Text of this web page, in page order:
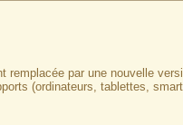
remplacée par une nouvelle
(ordinateurs, tablettes,